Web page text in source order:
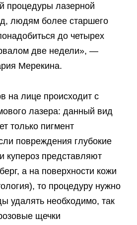
процедуры лазерной
людям более старшего
до четырех
две недели», —
Мерекина.
на лице происходит с
лазера: данный вид
только пигмент
повреждения глубокие
купероз представляют
а на поверхности кожи
то процедуру нужно
удалять необходимо, так
щечки